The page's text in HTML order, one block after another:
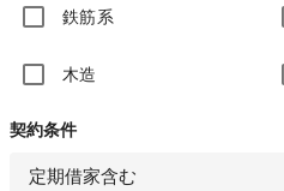
鉄筋系
木造
契約条件
定期借家含む